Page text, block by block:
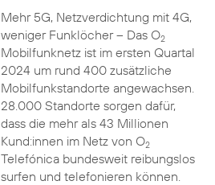
Mehr 5G, Netzverdichtung mit 4G,
weniger Funklöcher – Das O2
Mobilfunknetz ist im ersten Quartal
2024 um rund 400 zusätzliche
Mobilfunkstandorte angewachsen.
28.000 Standorte sorgen dafür,
dass die mehr als 43 Millionen
Kund:innen im Netz von O2
Telefónica bundesweit reibungslos
surfen und telefonieren können.